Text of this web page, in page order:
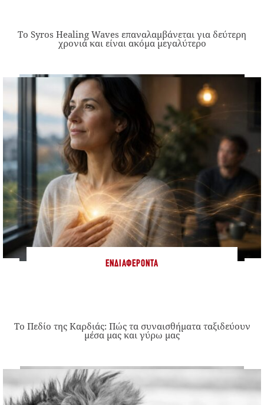
Το Syros Healing Waves επαναλαμβάνεται για δεύτερη
χρονιά και είναι ακόμα μεγαλύτερο
ΕΝΔΙΑΦΈΡΟΝΤΑ
Το Πεδίο της Καρδιάς: Πώς τα συναισθήματα ταξιδεύουν
μέσα μας και γύρω μας